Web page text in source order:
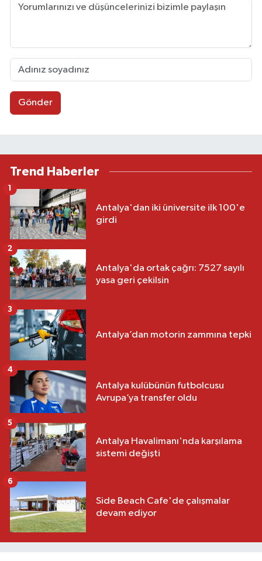
Gönder
Trend Haberler
Antalya'dan iki üniversite ilk 100'e
girdi
1
Antalya'da ortak çağrı: 7527 sayılı
yasa geri çekilsin
2
Antalya’dan motorin zammına tepki
3
Antalya kulübünün futbolcusu
Avrupa’ya transfer oldu
4
Antalya Havalimanı'nda karşılama
sistemi değişti
5
Side Beach Cafe'de çalışmalar
devam ediyor
6